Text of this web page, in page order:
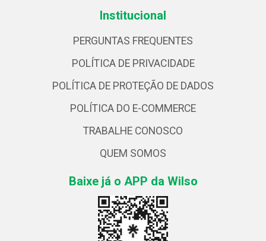
Institucional
PERGUNTAS FREQUENTES
POLÍTICA DE PRIVACIDADE
POLÍTICA DE PROTEÇÃO DE DADOS
POLÍTICA DO E-COMMERCE
TRABALHE CONOSCO
QUEM SOMOS
Baixe já o APP da Wilso